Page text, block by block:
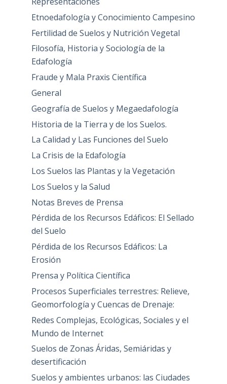
Etnoedafología y Conocimiento Campesino
Fertilidad de Suelos y Nutrición Vegetal
Filosofía, Historia y Sociología de la
Edafología
Fraude y Mala Praxis Científica
General
Geografía de Suelos y Megaedafología
Historia de la Tierra y de los Suelos.
La Calidad y Las Funciones del Suelo
La Crisis de la Edafología
Los Suelos las Plantas y la Vegetación
Los Suelos y la Salud
Notas Breves de Prensa
Pérdida de los Recursos Edáficos: El Sellado
del Suelo
Pérdida de los Recursos Edáficos: La
Erosión
Prensa y Política Científica
Procesos Superficiales terrestres: Relieve,
Geomorfología y Cuencas de Drenaje:
Redes Complejas, Ecológicas, Sociales y el
Mundo de Internet
Suelos de Zonas Áridas, Semiáridas y
desertificación
Suelos y ambientes urbanos: las Ciudades